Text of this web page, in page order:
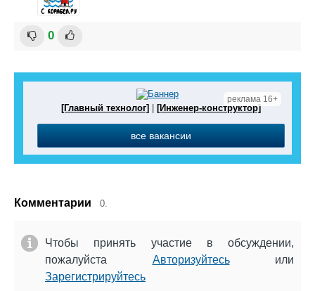
0
реклама 16+
[Главный технолог] [Инженер-конструктор]
все вакансии
Комментарии 0.
Чтобы принять участие в обсуждении,
пожалуйста Авторизуйтесьили
Зарегистрируйтесь